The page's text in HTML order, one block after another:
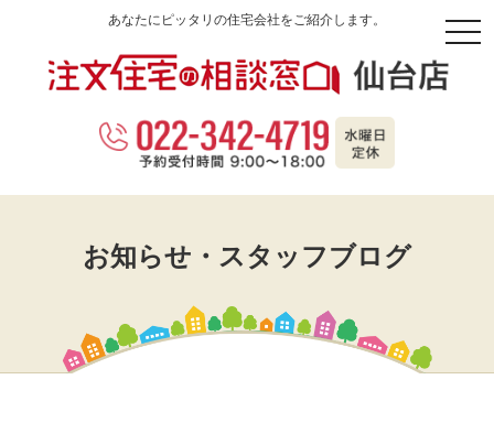
あなたにピッタリの住宅会社をご紹介します。
お知らせ・スタッフブログ